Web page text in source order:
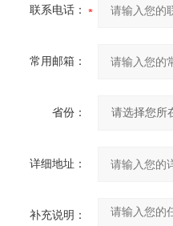
联系电话：
常用邮箱：
省份：
详细地址：
补充说明：